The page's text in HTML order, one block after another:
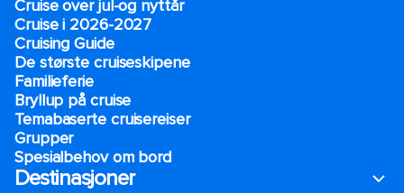
Cruise over jul-og nyttår
Cruise i 2026-2027
Cruising Guide
De største cruiseskipene
Familieferie
Bryllup på cruise
Temabaserte cruisereiser
Grupper
Spesialbehov om bord
Destinasjoner